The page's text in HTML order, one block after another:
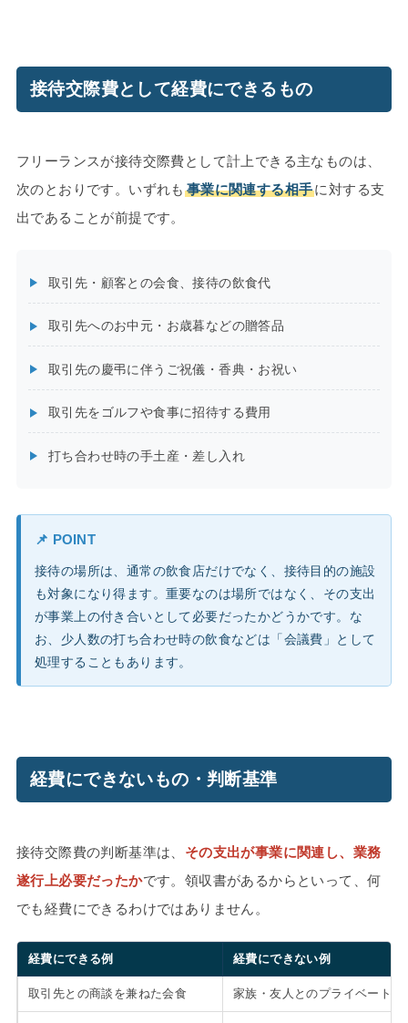
接待交際費として経費にできるもの
フリーランスが接待交際費として計上できる主なものは、
次のとおりです。いずれも 事業に関連する相手に対する支
出であることが前提です。
取引先・顧客との会食、接待の飲食代
取引先へのお中元・お歳暮などの贈答品
取引先の慶弔に伴うご祝儀・香典・お祝い
取引先をゴルフや食事に招待する費用
打ち合わせ時の手土産・差し入れ
📌 POINT
接待の場所は、通常の飲食店だけでなく、接待目的の施設
も対象になり得ます。重要なのは場所ではなく、その支出
が事業上の付き合いとして必要だったかどうかです。な
お、少人数の打ち合わせ時の飲食などは「会議費」として
処理することもあります。
経費にできないもの・判断基準
接待交際費の判断基準は、 その支出が事業に関連し、業務
遂行上必要だったかです。領収書があるからといって、何
でも経費にできるわけではありません。
経費にできる例 経費にできない例
取引先との商談を兼ねた会食 家族・友人とのプライベートな